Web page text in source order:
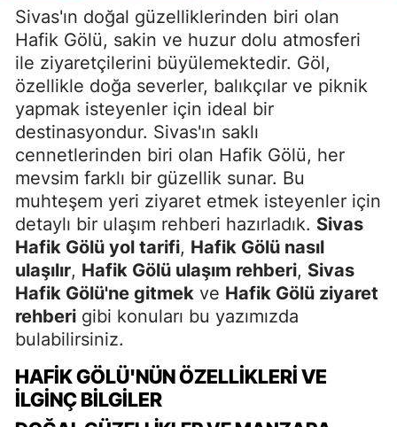
Sivas'ın doğal güzelliklerinden biri olan
Hafik Gölü, sakin ve huzur dolu atmosferi
ile ziyaretçilerini büyülemektedir. Göl,
özellikle doğa severler, balıkçılar ve piknik
yapmak isteyenler için ideal bir
destinasyondur. Sivas'ın saklı
cennetlerinden biri olan Hafik Gölü, her
mevsim farklı bir güzellik sunar. Bu
muhteşem yeri ziyaret etmek isteyenler için
detaylı bir ulaşım rehberi hazırladık. Sivas
Hafik Gölü yol tarifi, Hafik Gölü nasıl
ulaşılır, Hafik Gölü ulaşım rehberi, Sivas
Hafik Gölü'ne gitmek ve Hafik Gölü ziyaret
rehberi gibi konuları bu yazımızda
bulabilirsiniz.
HAFIK GÖLÜ'NÜN ÖZELLIKLERI VE
İLGINÇ BILGILER